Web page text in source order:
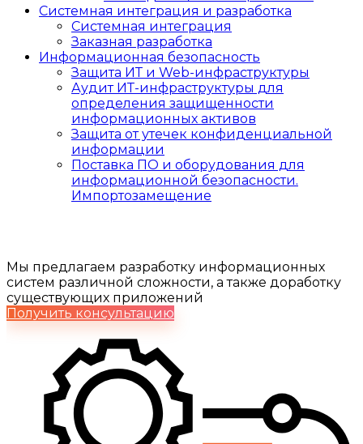
Системная интеграция и разработка
Системная интеграция
Заказная разработка
Информационная безопасность
Защита ИТ и Web-инфраструктуры
Аудит ИТ-инфраструктуры для
определения защищенности
информационных активов
Защита от утечек конфиденциальной
информации
Поставка ПО и оборудования для
информационной безопасности.
Импортозамещение
Мы предлагаем разработку информационных
систем различной сложности, а также доработку
существующих приложений
Получить консультацию